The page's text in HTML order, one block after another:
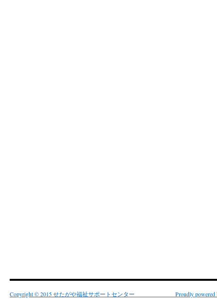
Copyright © 2015 せたがや福祉サポートセンター Proudly powered by